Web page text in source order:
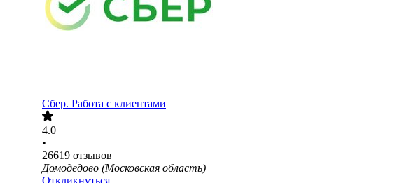
Сбер. Работа с клиентами
4.0
•
26619 отзывов
Домодедово (Московская область)